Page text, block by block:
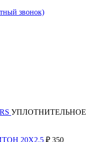
звонок)
УПЛОТНИТЕЛЬНОЕ
20X2.5 ₽ 350